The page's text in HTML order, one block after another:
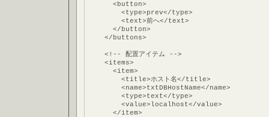
      <button>
        <type>prev</type>
        <text>前へ</text>
      </button>
    </buttons>
    <!-- 配置アイテム -->
    <items>
      <item>
        <title>ホスト名</title>
        <name>txtDBHostName</name>
        <type>text</type>
        <value>localhost</value>
      </item>